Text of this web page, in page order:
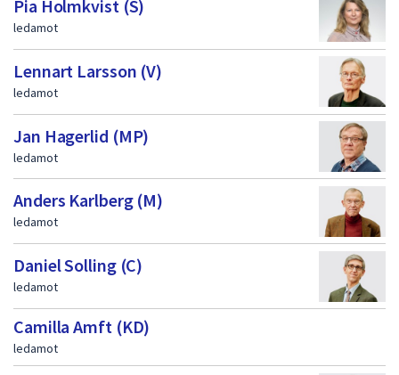
n
d
e
v
a
l
d
a
Pia Holmkvist (S)
ledamot
Lennart Larsson (V)
ledamot
Jan Hagerlid (MP)
ledamot
Anders Karlberg (M)
ledamot
Daniel Solling (C)
ledamot
Camilla Amft (KD)
ledamot